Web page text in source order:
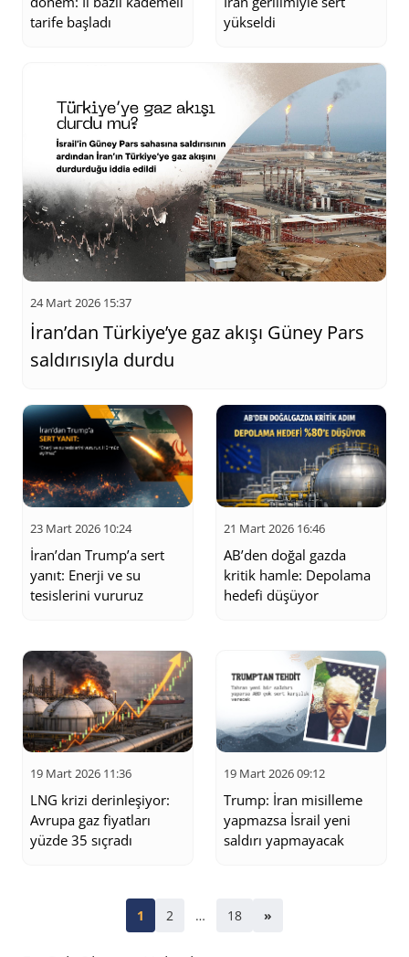
tarife başladı
yükseldi
24 Mart 2026 15:37
İran’dan Türkiye’ye gaz akışı Güney Pars
saldırısıyla durdu
23 Mart 2026 10:24
İran’dan Trump’a sert
yanıt: Enerji ve su
tesislerini vururuz
21 Mart 2026 16:46
AB’den doğal gazda
kritik hamle: Depolama
hedefi düşüyor
19 Mart 2026 11:36
LNG krizi derinleşiyor:
Avrupa gaz fiyatları
yüzde 35 sıçradı
19 Mart 2026 09:12
Trump: İran misilleme
yapmazsa İsrail yeni
saldırı yapmayacak
1 2 … 18 »